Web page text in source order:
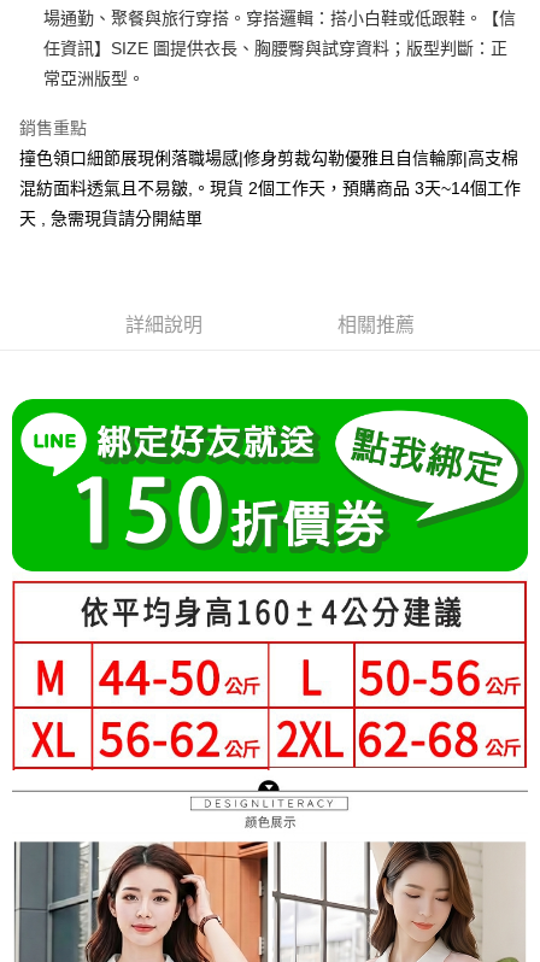
悠遊付
Google Pay
大哥付你分期
相關說明
流程，驗證手機門號後，選擇欲分期的期數、繳款截止日，確認付款後即完
消。如遇「轉專審核」未通過狀況，表示未達大哥付你分期系統評分，恕無
法說明評估內容。
【繳款方式說明】
1.分期款項不併入電信帳單，「大哥付你分期」於每月結算日後寄送繳費提
醒簡訊。
2.透過簡訊連結打開帳單後，可選擇「超商條碼／台灣大直營門市／銀行轉
帳／街口支付／iPASS MONEY」等通路繳費。
【注意事項】
1.本服務係由「台灣大哥大股份有限公司」（以下簡稱本公司）所提供，讓
用戶於交易時，得透過本服務購買商品或服務，並由商店將買賣／分期付款
2.基於同意付款使用「大哥付你分期」之契約關係目的，商店將以您的個人
資料（包含姓名、電話或地址）提供予台灣大哥大進項蒐集、處理及利用，
由本公司與您本人進行分期帳單所需資料之確認、核對及更正。
3.完整用戶服務條款，請詳閱以下連結：https://oppay.tw/userRule
【關於「AFTEE先享後付」】
３．安心：先確認商品／服務後，再付款。
【「AFTEE先享後付」結帳流程】
１．於結帳方式選擇「AFTEE先享後付」後，將跳轉至「AFTEE先享後付」
結帳頁面，進行簡訊認證並確認金額後，即可完成結帳。
２．訂單成立數日內，您將收到繳費通知簡訊。
ATM／網路銀行／等多元方式進行付款，方視為交易完成。
※ 請注意：結帳手續完成當下不需立刻繳費，但若您需要取消訂單，請聯絡
購買商品的店家。未經商家同意取消之訂單仍視為有效，需透過AFTEE先享
後付繳納相關費用。
※ 交易是否成功請以「AFTEE先享後付 」之結帳頁面顯示為準，若有關於
是否繳費成功／繳費後需取消欲退款等相關疑問，請聯繫「AFTEE先享後付
客戶支援中心」https://netprotections.freshdesk.com/support/home
【注意事項】
１．透過由恩沛科技股份有限公司提供之「AFTEE先享後付」服務完成之交
易，需依本服務之必要範圍內提供個人資料，並將交易相關給付款項請求債
權轉讓予恩沛科技股份有限公司。
２．關於個人資料處理事宜，請瀏覽以下網址：
https://aftee.tw/terms/#terms3
３．未成年的使用者請事先徵得法定代理人或監護人之同意方可使用
「AFTEE先享後付」，若未經同意申辦者引起之損失，本公司不負相關責
４．使用「AFTEE先享後付」時，將依據個別帳號之用戶狀況，依本公司即
「Hami Point」為中華電信所提供之點數服務，可於會員專區綁定中華電信
會員帳號後，即可在購物車使用 Hami Point 折抵消費金額 (1點等於1元)。
ATM付款
運送方式
每筆NT$80，滿NT$699(含以上)免運費
付款後全家取貨
每筆NT$80，滿NT$699(含以上)免運費
付款後萊爾富取貨
每筆NT$80，滿NT$699(含以上)免運費
7-11付款取貨
每筆NT$80，滿NT$699(含以上)免運費
每筆NT$80，滿NT$699(含以上)免運費
每筆NT$70，滿NT$699(含以上)免運費
場通勤、聚餐與旅行穿搭。穿搭邏輯：搭小白鞋或低跟鞋。【信
任資訊】SIZE 圖提供衣長、胸腰臀與試穿資料；版型判斷：正
常亞洲版型。
銷售重點
撞色領口細節展現俐落職場感|修身剪裁勾勒優雅且自信輪廓|高支棉
混紡面料透氣且不易皺,。現貨 2個工作天，預購商品 3天~14個工作
天 , 急需現貨請分開結單
詳細說明 相關推薦